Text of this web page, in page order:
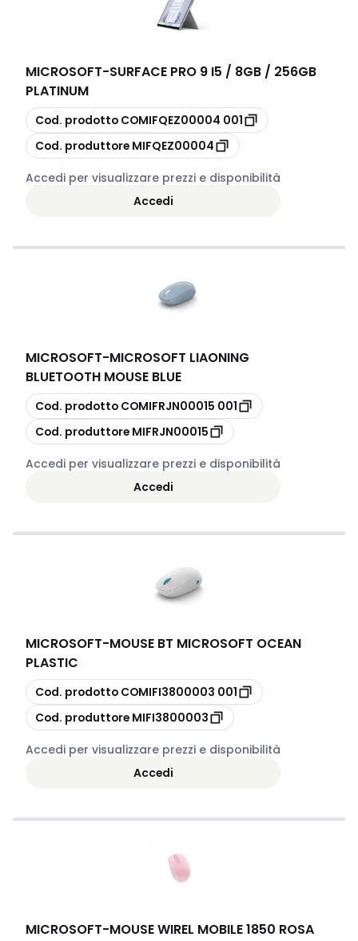
MICROSOFT-SURFACE PRO 9 I5 / 8GB / 256GB
PLATINUM
copia
Cod. prodotto
COMIFQEZ00004 001
copia
Cod. produttore MIFQEZ00004
Accedi per visualizzare prezzi e disponibilità
Accedi
MICROSOFT-MICROSOFT LIAONING
BLUETOOTH MOUSE BLUE
copia
Cod. prodotto
COMIFRJN00015 001
copia
Cod. produttore MIFRJN00015
Accedi per visualizzare prezzi e disponibilità
Accedi
MICROSOFT-MOUSE BT MICROSOFT OCEAN
PLASTIC
copia
Cod. prodotto
COMIFI3800003 001
copia
Cod. produttore MIFI3800003
Accedi per visualizzare prezzi e disponibilità
Accedi
MICROSOFT-MOUSE WIREL MOBILE 1850 ROSA